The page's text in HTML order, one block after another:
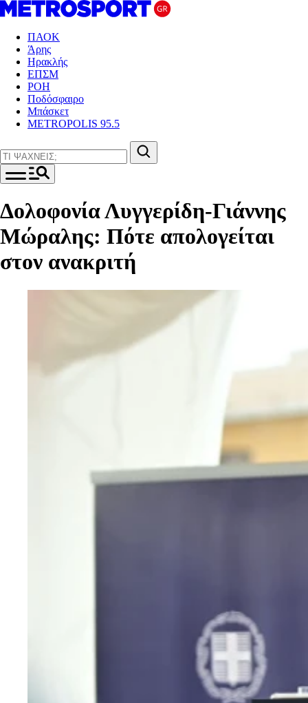
ΠΑΟΚ
Άρης
Ηρακλής
ΕΠΣΜ
ΡΟΗ
Ποδόσφαιρο
Μπάσκετ
METROPOLIS 95.5
Δολοφονία Λυγγερίδη-Γιάννης
Μώραλης: Πότε απολογείται
στον ανακριτή